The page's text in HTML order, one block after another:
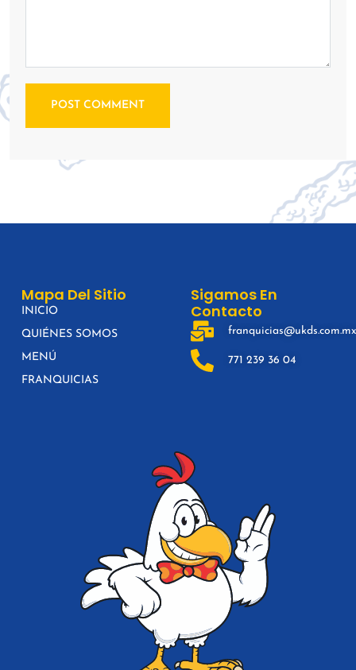
POST COMMENT
Mapa Del Sitio
INICIO
QUIÉNES SOMOS
MENÚ
FRANQUICIAS
Sigamos En
Contacto
771 239 36 04